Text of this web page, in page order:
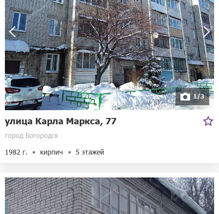
1/3
улица Карла Маркса, 77
город Богородск
1982 г.
кирпич 5 этажей